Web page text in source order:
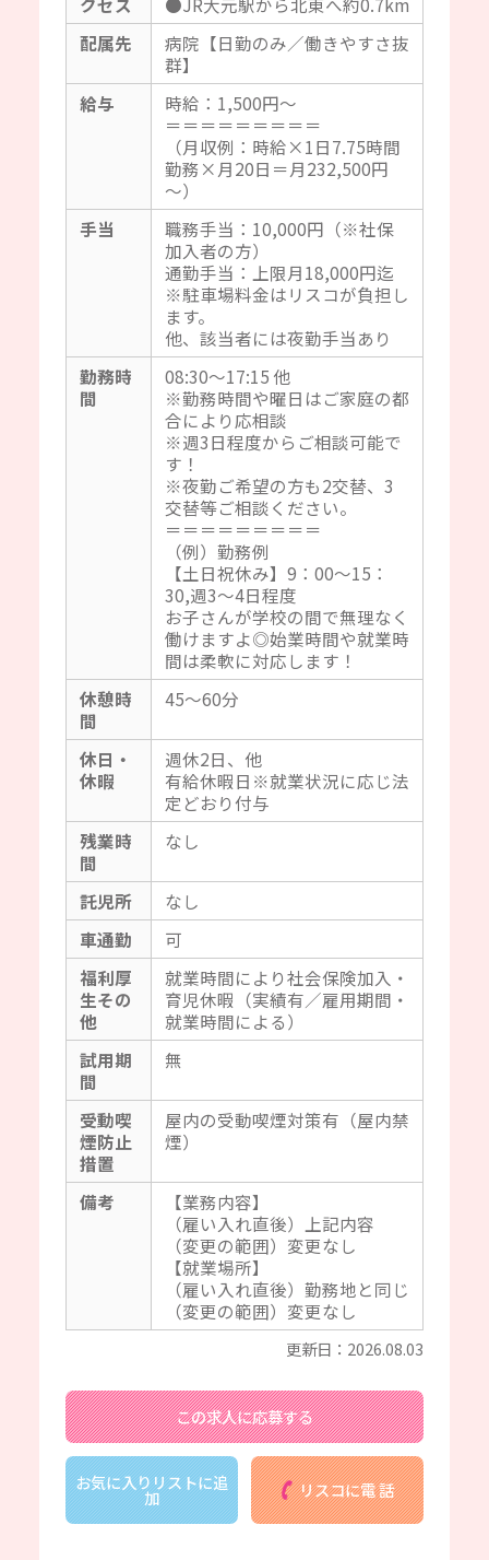
配属先
病院【日勤のみ／働きやすさ抜
群】
給与
時給：1,500円～
＝＝＝＝＝＝＝＝＝
（月収例：時給×1日7.75時間
勤務×月20日＝月232,500円
～）
手当
職務手当：10,000円（※社保
加入者の方）
通勤手当：上限月18,000円迄
※駐車場料金はリスコが負担し
ます。
他、該当者には夜勤手当あり
勤務時
間
08:30～17:15 他
※勤務時間や曜日はご家庭の都
合により応相談
※週3日程度からご相談可能で
す！
※夜勤ご希望の方も2交替、3
交替等ご相談ください。
＝＝＝＝＝＝＝＝＝
（例）勤務例
【土日祝休み】9：00～15：
30,週3～4日程度
お子さんが学校の間で無理なく
働けますよ◎始業時間や就業時
間は柔軟に対応します！
休憩時
間
45～60分
休日・
休暇
週休2日、他
有給休暇日※就業状況に応じ法
定どおり付与
残業時
間
なし
託児所
なし
車通勤
可
福利厚
生その
他
就業時間により社会保険加入・
育児休暇（実績有／雇用期間・
就業時間による）
試用期
間
無
受動喫
煙防止
措置
屋内の受動喫煙対策有（屋内禁
煙）
備考
【業務内容】
（雇い入れ直後）上記内容
（変更の範囲）変更なし
【就業場所】
（雇い入れ直後）勤務地と同じ
（変更の範囲）変更なし
更新日：2026.08.03
この求人に応募する
お気に入りリストに追
加 リスコに電 話